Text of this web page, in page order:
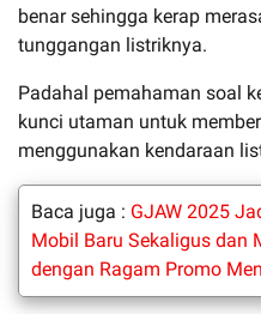
benar sehingga kerap
tunggangan listriknya.
Padahal pemahaman soal
kunci utaman untuk
menggunakan kendaraan
Baca juga : GJAW 2025
Mobil Baru Sekaligus dan
dengan Ragam Promo